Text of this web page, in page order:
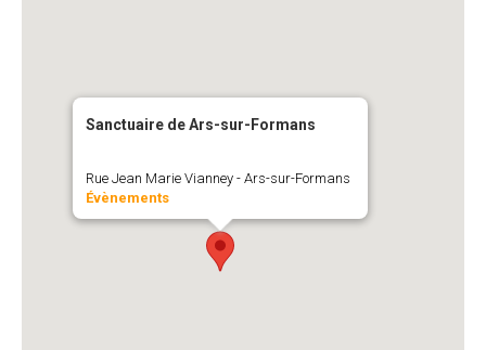
Sanctuaire de Ars-sur-Formans
Rue Jean Marie Vianney - Ars-sur-Formans
Évènements